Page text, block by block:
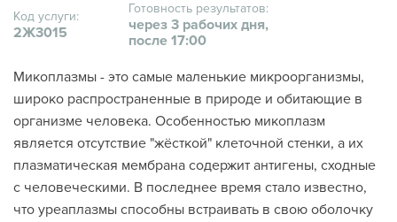
Код услуги:
2Ж3015
Готовность результатов:
через 3 рабочих дня,
после 17:00
Микоплазмы - это самые маленькие микроорганизмы,
широко распространенные в природе и обитающие в
организме человека. Особенностью микоплазм
является отсутствие "жёсткой" клеточной стенки, а их
плазматическая мембрана содержит антигены, сходные
с человеческими. В последнее время стало известно,
что уреаплазмы способны встраивать в свою оболочку